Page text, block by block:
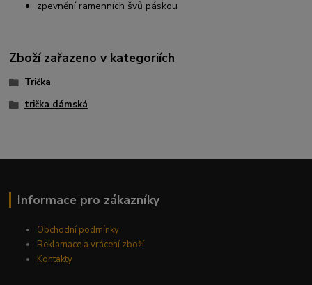
zpevnění ramenních švů páskou
Zboží zařazeno v kategoriích
Trička
trička dámská
Informace pro zákazníky
Obchodní podmínky
Reklamace a vrácení zboží
Kontakty